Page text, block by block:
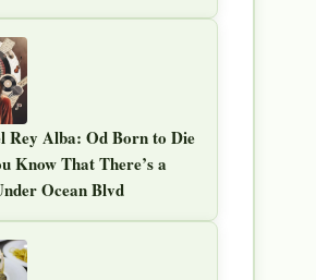
Rey Alba: Od Born to Die
Know That There’s a
Ocean Blvd